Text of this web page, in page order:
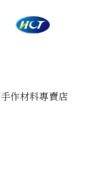
作材料專賣店